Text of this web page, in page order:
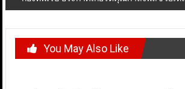
You May Also Like